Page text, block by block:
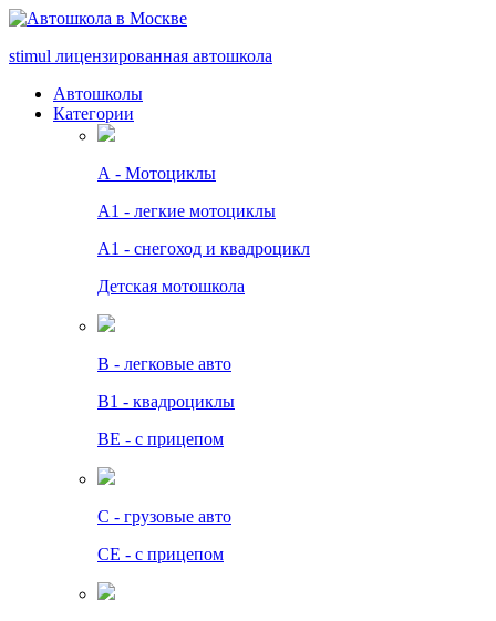
stimul лицензированная автошкола
Автошколы
Категории
А - Мотоциклы
A1 - легкие мотоциклы
A1 - снегоход и квадроцикл
Детская мотошкола
B - легковые авто
В1 - квадроциклы
BE - с прицепом
C - грузовые авто
СЕ - с прицепом